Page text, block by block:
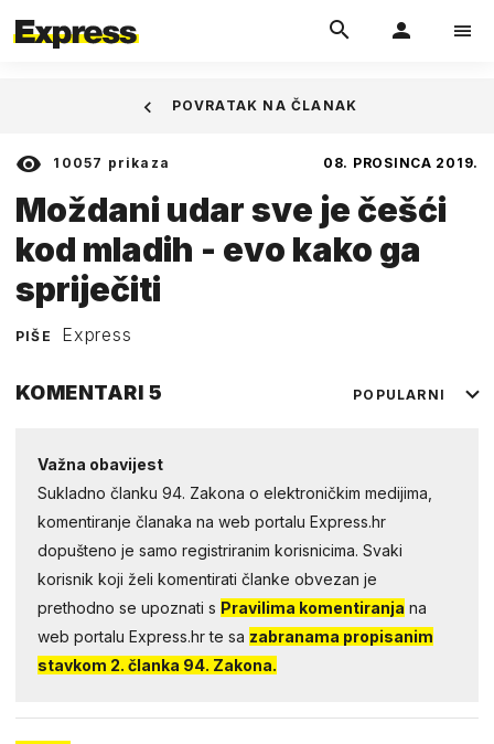
10057 prikaza 08. PROSINCA 2019.
Moždani udar sve je češći
kod mladih - evo kako ga
spriječiti
PIŠE Express
POVRATAK NA ČLANAK
KOMENTARI 5 POPULARNI
Važna obavijest
Sukladno članku 94. Zakona o elektroničkim medijima,
komentiranje članaka na web portalu Express.hr
dopušteno je samo registriranim korisnicima. Svaki
korisnik koji želi komentirati članke obvezan je
prethodno se upoznati s Pravilima komentiranja na
web portalu Express.hr te sa zabranama propisanim
stavkom 2. članka 94. Zakona.